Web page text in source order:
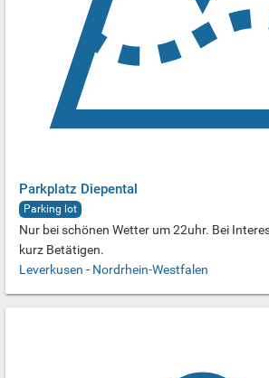
Parkplatz Diepental
Parking lot
Nur bei schönen Wetter um 22uhr. Bei
kurz Betätigen.
Leverkusen - Nordrhein-Westfalen